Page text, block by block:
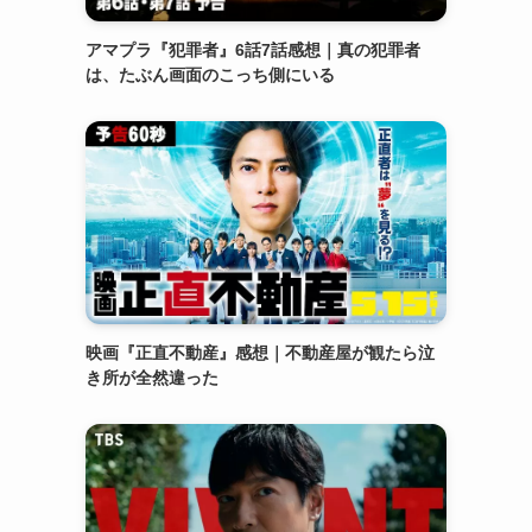
アマプラ『犯罪者』6話7話感想｜真の犯罪者
は、たぶん画面のこっち側にいる
映画『正直不動産』感想｜不動産屋が観たら泣
き所が全然違った